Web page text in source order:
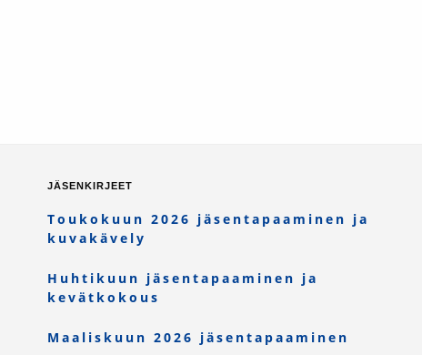
JÄSENKIRJEET
Toukokuun 2026 jäsentapaaminen ja
kuvakävely
Huhtikuun jäsentapaaminen ja
kevätkokous
Maaliskuun 2026 jäsentapaaminen